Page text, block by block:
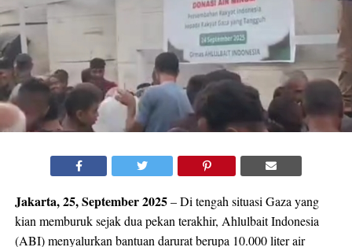
Jakarta, 25, September 2025– Di tengah situasi Gaza yang
kian memburuk sejak dua pekan terakhir, Ahlulbait Indonesia
(ABI) menyalurkan bantuan darurat berupa 10.000 liter air